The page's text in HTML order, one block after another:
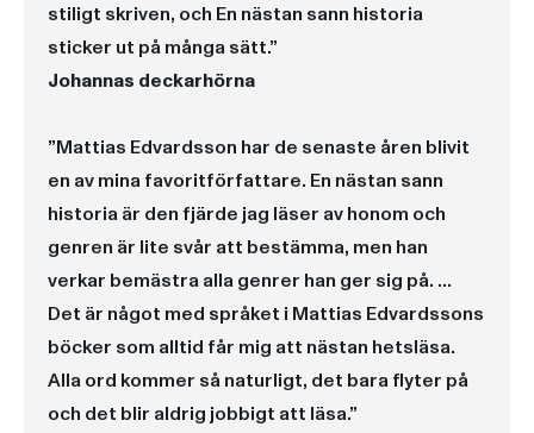
stiligt skriven, och En nästan sann historia
sticker ut på många sätt.”
Johannas deckarhörna
”Mattias Edvardsson har de senaste åren blivit
en av mina favoritförfattare. En nästan sann
historia är den fjärde jag läser av honom och
genren är lite svår att bestämma, men han
verkar bemästra alla genrer han ger sig på. …
Det är något med språket i Mattias Edvardssons
böcker som alltid får mig att nästan hetsläsa.
Alla ord kommer så naturligt, det bara flyter på
och det blir aldrig jobbigt att läsa.”